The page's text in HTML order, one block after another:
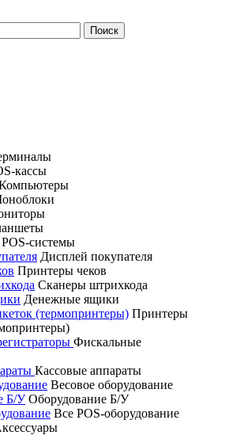
кассы
POS-системы
Дисплей покупателя
Принтеры чеков
Сканеры штрихкода
Денежные ящики
(термопринтеры) Принтеры
Фискальные
Кассовые аппараты
Весовое оборудование
Б/У Оборудование Б/У
Все POS-оборудование